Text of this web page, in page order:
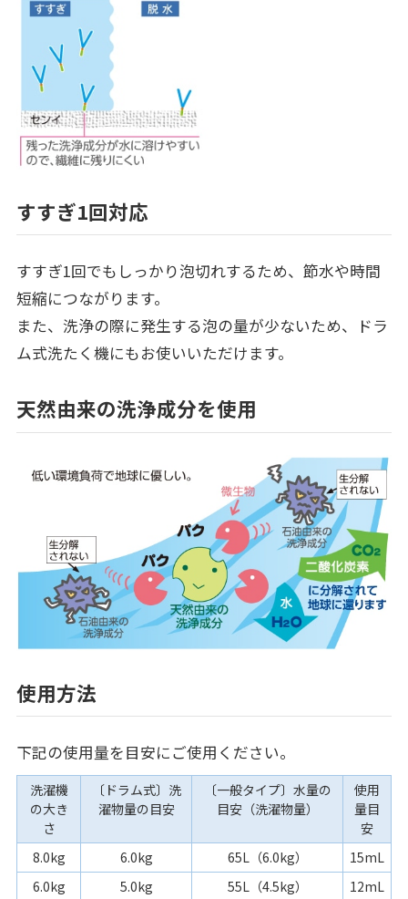
すすぎ1回対応
すすぎ1回でもしっかり泡切れするため、節水や時間
短縮につながります。
また、洗浄の際に発生する泡の量が少ないため、ドラ
ム式洗たく機にもお使いいただけます。
天然由来の洗浄成分を使用
使用方法
下記の使用量を目安にご使用ください。
洗濯機
の大き
さ
〔ドラム式〕洗
濯物量の目安
〔一般タイプ〕水量の
目安（洗濯物量）
使用
量目
安
8.0kg
6.0kg 65L（6.0kg）
15mL
6.0kg
5.0kg 55L（4.5kg）
12mL